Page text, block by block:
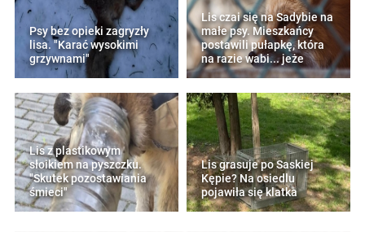
Psy bez opieki zagryzły
lisa. "Karać wysokimi
grzywnami"
Lis czai się na Sadybie na
małe psy. Mieszkańcy
postawili pułapkę, która
na razie wabi... jeże
Lis z plastikowym
słoikiem na pyszczku.
"Skutek pozostawiania
śmieci"
Lis grasuje po Saskiej
Kępie? Na osiedlu
pojawiła się klatka